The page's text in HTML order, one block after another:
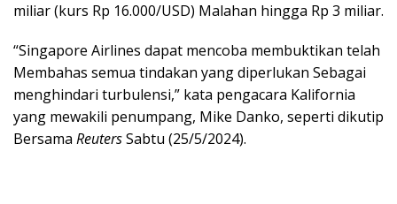
miliar (kurs Rp 16.000/USD) Malahan hingga Rp 3 miliar.
“Singapore Airlines dapat mencoba membuktikan telah
Membahas semua tindakan yang diperlukan Sebagai
menghindari turbulensi,” kata pengacara Kalifornia
yang mewakili penumpang, Mike Danko, seperti dikutip
Bersama ReutersSabtu (25/5/2024).